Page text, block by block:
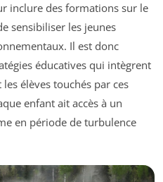
inclure des formations sur le
sensibiliser les jeunes
Il est donc
éducatives qui intègrent
élèves touchés par ces
enfant ait accès à un
en période de turbulence